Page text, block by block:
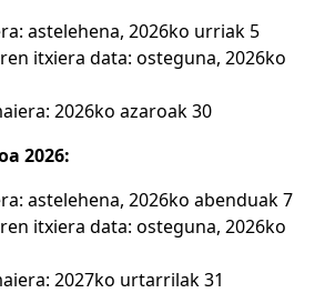
astelehena, 2026ko urriak 5
itxiera data: osteguna, 2026ko
2026ko azaroak 30
2026:
astelehena, 2026ko abenduak 7
itxiera data: osteguna, 2026ko
2027ko urtarrilak 31